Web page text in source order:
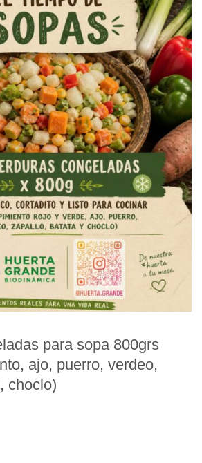
para sopa 800grs
ajo, puerro, verdeo,
choclo)